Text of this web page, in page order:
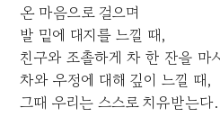
온 마음으로 걸으며
발 밑에 대지를 느낄 때,
친구와 조촐하게 차 한 잔을 마
차와 우정에 대해 깊이 느낄 때,
그때 우리는 스스로 치유받는다.